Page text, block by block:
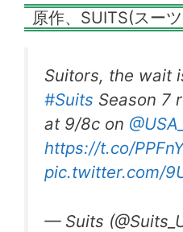
原作、SUITS(スー
Suitors, the wait
#Suits Season 7
at 9/8c on
https://t.co/
pic.twitter.com/
— Suits